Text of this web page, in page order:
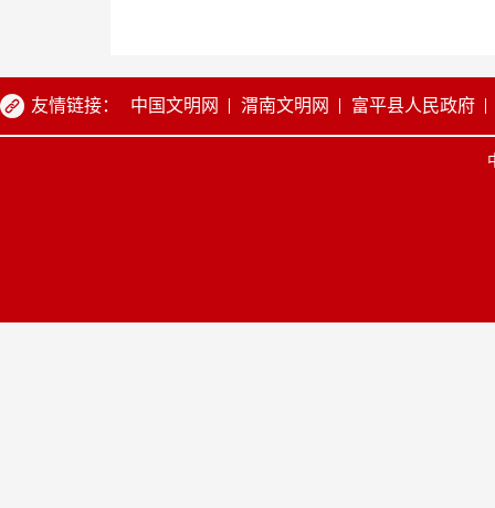
友情链接： 中国文明网 渭南文明网 富平县人民政府